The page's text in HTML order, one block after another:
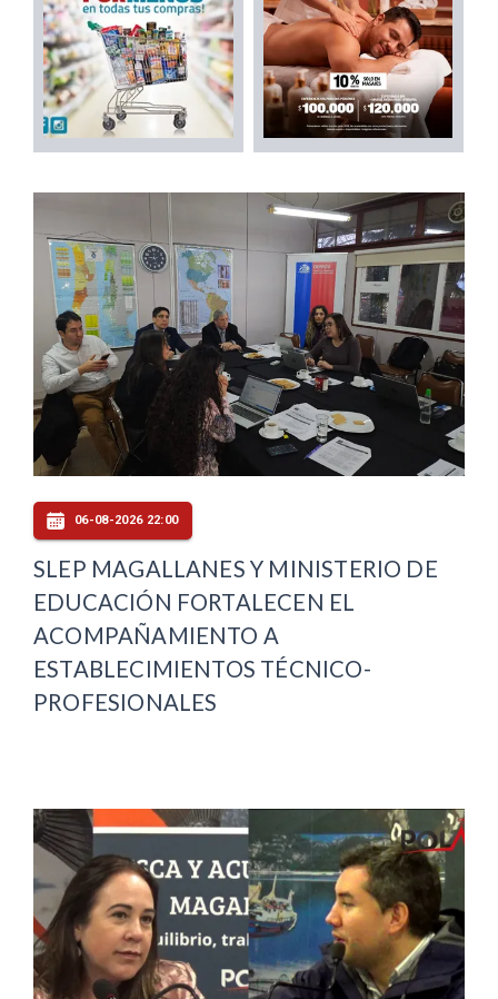
06-08-2026 22:00
SLEP MAGALLANES Y MINISTERIO DE
EDUCACIÓN FORTALECEN EL
ACOMPAÑAMIENTO A
ESTABLECIMIENTOS TÉCNICO-
PROFESIONALES